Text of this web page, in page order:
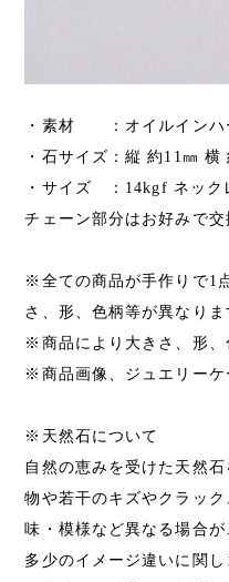
・素材 ：オイルインハ
・石サイズ：縦 約11㎜
・サイズ ：14kgf ネック
チェーン部分はお好みで交
※全ての商品が手作りで1
さ、形、色柄等が異なりま
※商品により大きさ、形、
※商品画像、ジュエリーケ
※天然石について
自然の恵みを受けた天然
物や若干のキズやクラッ
味・模様など異なる場合が
多少のイメージ違いに関